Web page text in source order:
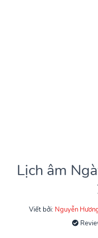
Lịch âm
Viết bởi: Nguyễn